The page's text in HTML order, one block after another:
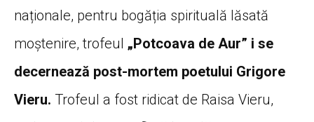
naționale, pentru bogăția spirituală lăsată
moștenire, trofeul „Potcoava de Aur” i se
decernează post-mortem poetului Grigore
Vieru. Trofeul a fost ridicat de Raisa Vieru,